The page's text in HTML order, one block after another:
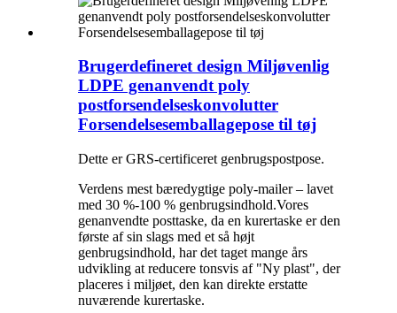
Brugerdefineret design Miljøvenlig
LDPE genanvendt poly
postforsendelseskonvolutter
Forsendelsesemballagepose til tøj
Dette er GRS-certificeret genbrugspostpose.
Verdens mest bæredygtige poly-mailer – lavet
med 30 %-100 % genbrugsindhold.Vores
genanvendte posttaske, da en kurertaske er den
første af sin slags med et så højt
genbrugsindhold, har det taget mange års
udvikling at reducere tonsvis af "Ny plast", der
placeres i miljøet, den kan direkte erstatte
nuværende kurertaske.